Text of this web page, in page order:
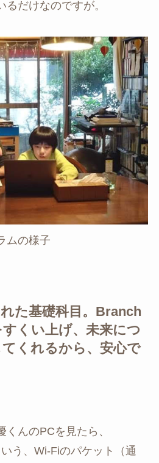
だけなのですが。
ムの様子
た基礎科目。Branch
くい上げ、未来につ
くれるから、安心で
んのPCを見たら、
う、Wi-Fiのパケット（通